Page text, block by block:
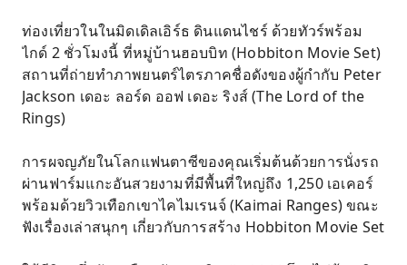
ท่องเที่ยวในในมิดเดิลเอิร์ธ ดินแดนไชร์ ด้วยทัวร์พร้อม
ไกด์ 2 ชั่วโมงนี้ ที่หมู่บ้านฮอบบิท (Hobbiton Movie Set)
สถานที่ถ่ายทำภาพยนตร์ไตรภาคชื่อดังของผู้กำกับ Peter
Jackson เดอะ ลอร์ด ออฟ เดอะ ริงส์ (The Lord of the
Rings)
การผจญภัยในโลกแฟนตาซีของคุณเริ่มต้นด้วยการนั่งรถ
ผ่านฟาร์มแกะอันสวยงามที่มีพื้นที่ใหญ่ถึง 1,250 เอเคอร์
พร้อมด้วยวิวเทือกเขาไคไมเรนจ์ (Kaimai Ranges) ขณะ
ฟังเรื่องเล่าสนุกๆ เกี่ยวกับการสร้าง Hobbiton Movie Set